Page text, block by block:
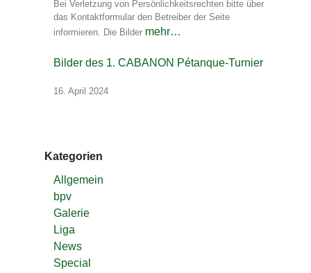
Bei Verletzung von Persönlichkeitsrechten bitte über
das Kontaktformular den Betreiber der Seite
informieren. Die Bilder mehr…
Bilder des 1. CABANON Pétanque-Turnier
16. April 2024
Kategorien
Allgemein
bpv
Galerie
Liga
News
Special